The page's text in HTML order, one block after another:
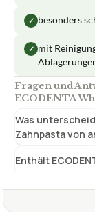
✓ besonders
✓ mit
Fragen und
ECODENTA
Was
Zahnpasta von
Enthält